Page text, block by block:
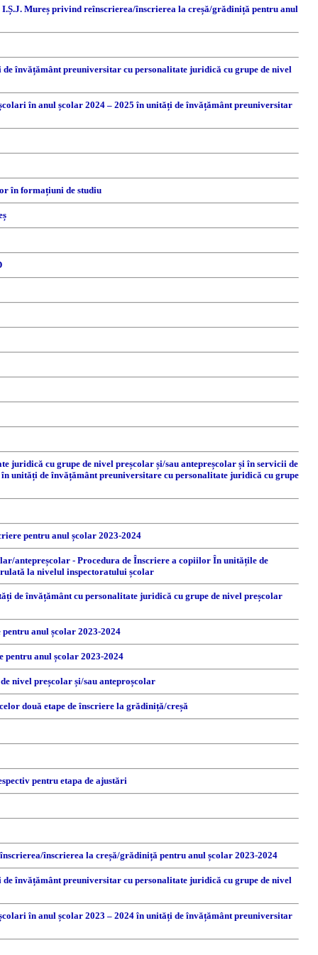
Mureș privind reînscrierea/înscrierea la creșă/grădiniță pentru anul
învățământ preuniversitar cu personalitate juridică cu grupe de nivel
în anul școlar 2024 – 2025 în unități de învățământ preuniversitar
în formațiuni de studiu
cu grupe de nivel preșcolar și/sau antepreșcolar și în servicii de
unități de învățământ preuniversitare cu personalitate juridică cu grupe
pentru anul școlar 2023-2024
antepreșcolar - Procedura de Înscriere a copiilor În unitățile de
la nivelul inspectoratului școlar
de învățământ cu personalitate juridică cu grupe de nivel preșcolar
anul școlar 2023-2024
anul școlar 2023-2024
nivel preșcolar și/sau anteproșcolar
două etape de înscriere la grădiniță/creșă
pentru etapa de ajustări
înscrierea la creșă/grădiniță pentru anul școlar 2023-2024
învățământ preuniversitar cu personalitate juridică cu grupe de nivel
în anul școlar 2023 – 2024 în unități de învățământ preuniversitar